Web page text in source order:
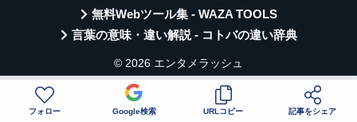
無料Webツール集 - WAZA TOOLS
言葉の意味・違い解説 - コトバの違い辞典
© 2026 エンタメラッシュ
フォロー Google検索 URLコピー 記事をシェア